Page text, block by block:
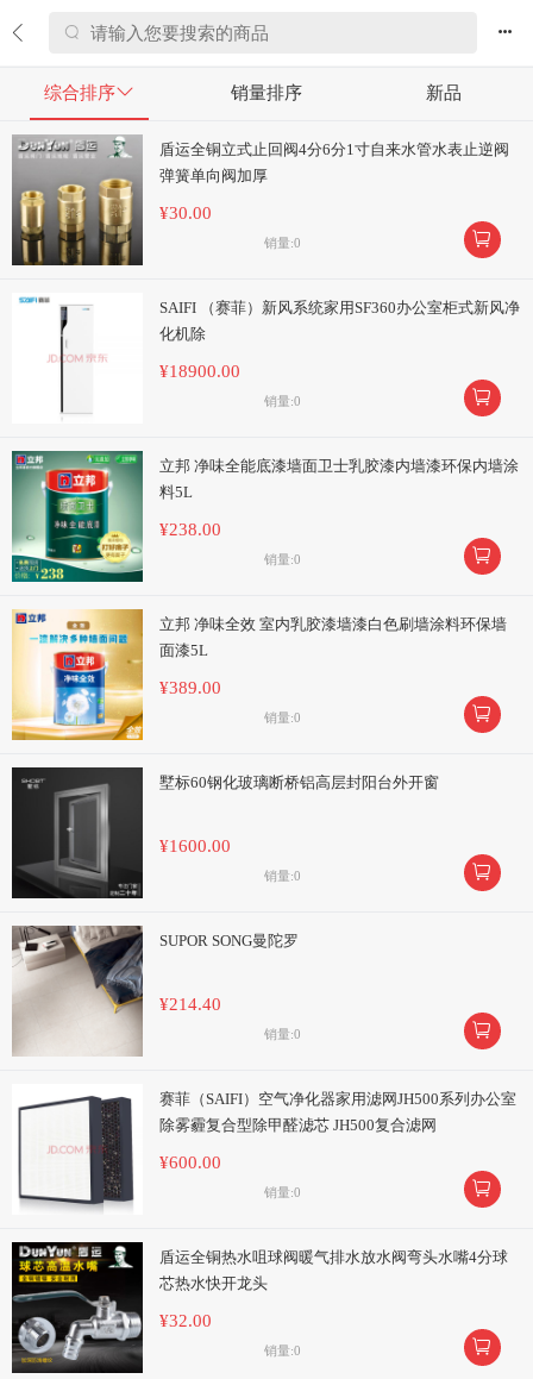
 
综合排序 销量排序 新品
盾运全铜立式止回阀4分6分1寸自来水管水表止逆阀
弹簧单向阀加厚
¥30.00
销量:0 
SAIFI （赛菲）新风系统家用SF360办公室柜式新风净
化机除
¥18900.00
销量:0 
立邦 净味全能底漆墙面卫士乳胶漆内墙漆环保内墙涂
料5L
¥238.00
销量:0 
立邦 净味全效 室内乳胶漆墙漆白色刷墙涂料环保墙
面漆5L
¥389.00
销量:0 
墅标60钢化玻璃断桥铝高层封阳台外开窗
¥1600.00
销量:0 
SUPOR SONG曼陀罗
¥214.40
销量:0 
赛菲（SAIFI）空气净化器家用滤网JH500系列办公室
除雾霾复合型除甲醛滤芯 JH500复合滤网
¥600.00
销量:0 
盾运全铜热水咀球阀暖气排水放水阀弯头水嘴4分球
芯热水快开龙头
¥32.00
销量:0 